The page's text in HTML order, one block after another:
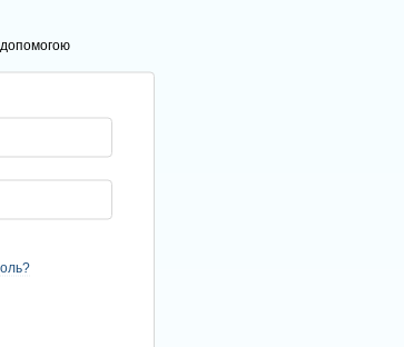
допомогою